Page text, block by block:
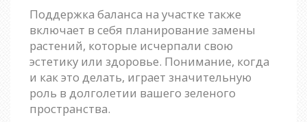
Поддержка баланса на участке также
включает в себя планирование замены
растений, которые исчерпали свою
эстетику или здоровье. Понимание, когда
и как это делать, играет значительную
роль в долголетии вашего зеленого
пространства.